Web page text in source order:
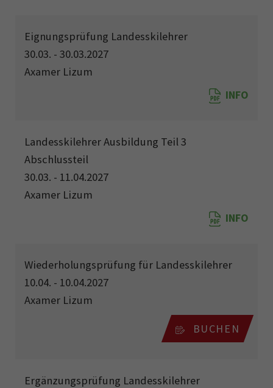
Eignungsprüfung Landesskilehrer
30.03. - 30.03.2027
Axamer Lizum
INFO
Landesskilehrer Ausbildung Teil 3
Abschlussteil
30.03. - 11.04.2027
Axamer Lizum
INFO
Wiederholungsprüfung für Landesskilehrer
10.04. - 10.04.2027
Axamer Lizum
BUCHEN
Ergänzungsprüfung Landesskilehrer